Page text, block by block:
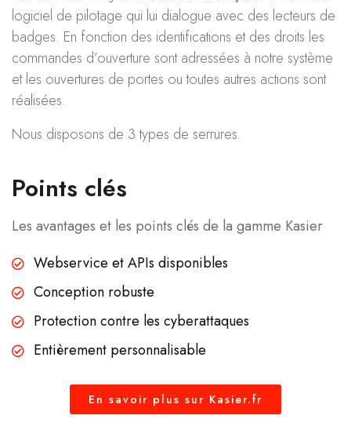
logiciel de pilotage qui lui dialogue avec des lecteurs de
badges. En fonction des identifications et des droits les
commandes d’ouverture sont adressées à notre système
et les ouvertures de portes ou toutes autres actions sont
réalisées.
Nous disposons de 3 types de serrures.
Points clés
Les avantages et les points clés de la gamme Kasier
Webservice et APIs disponibles
Conception robuste
Protection contre les cyberattaques
Entièrement personnalisable
En savoir plus sur Kasier.fr